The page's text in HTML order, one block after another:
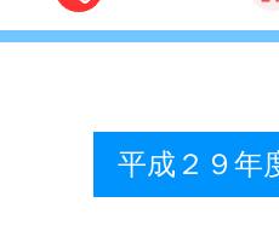
平成２９年